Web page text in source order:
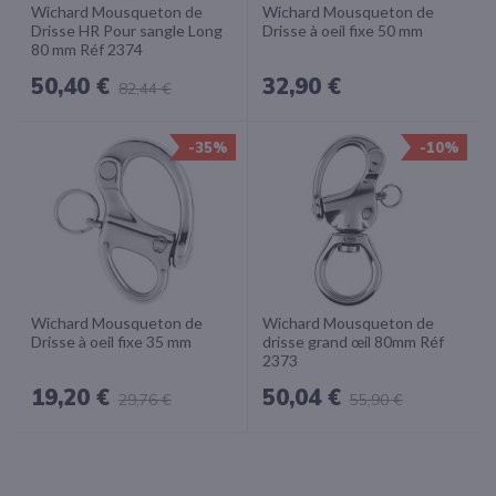
Wichard Mousqueton de
Drisse HR Pour sangle Long
80 mm Réf 2374
50,40 € 82,44 €
Wichard Mousqueton de
Drisse à oeil fixe 50 mm
32,90 €
-35%
Wichard Mousqueton de
Drisse à oeil fixe 35 mm
19,20 € 29,76 €
-10%
Wichard Mousqueton de
drisse grand œil 80mm Réf
2373
50,04 € 55,90 €